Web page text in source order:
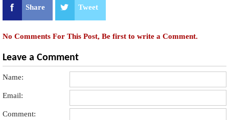
Share Tweet
No Comments For This Post, Be first to write a Comment.
Leave a Comment
Name:
Email:
Comment: